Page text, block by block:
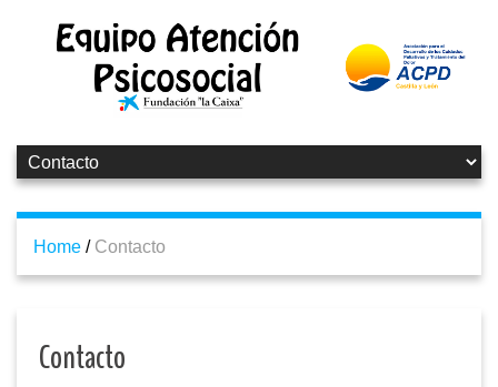
Home / Contacto
Contacto